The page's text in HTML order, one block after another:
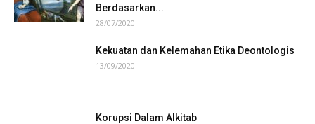
Berdasarkan...
28/07/2020
Kekuatan dan Kelemahan Etika Deontologis
13/09/2020
Korupsi Dalam Alkitab